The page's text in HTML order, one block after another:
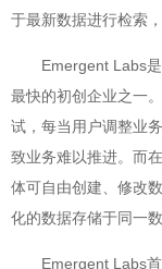
于最新数据进行检索
Emergent Labs
最快的初创企业之一
试，每当用户调整业
致业务难以推进。而
体可自由创建、修改
化的数据存储于同一
Emergent Labs